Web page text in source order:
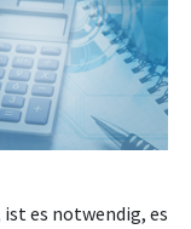
ist es notwendig, es